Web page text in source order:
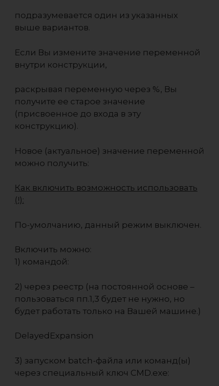
подразумевается один из указанных
выше вариантов.
Если Вы измените значение переменной
внутри конструкции,
раскрывая переменную через %, Вы
получите ее старое значение
(присвоенное до входа в эту
конструкцию).
Новое (актуальное) значение переменной
можно получить:
Как включить возможность использовать
(!):
По-умолчанию, данный режим выключен.
Включить можно:
1) командой:
2) через реестр (на постоянной основе –
пользоваться пп.1,3 будет не нужно, но
будет работать только на Вашей машине.)
DelayedExpansion
3) запуском batch-файла или команд(ы)
через специальный ключ CMD.exe: